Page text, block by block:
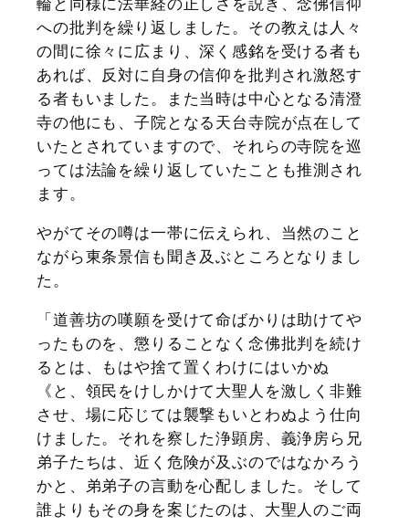
輪と同様に法華経の正しさを説き、念佛信仰
への批判を繰り返しました。その教えは人々
の間に徐々に広まり、深く感銘を受ける者も
あれば、反対に自身の信仰を批判され激怒す
る者もいました。また当時は中心となる清澄
寺の他にも、子院となる天台寺院が点在して
いたとされていますので、それらの寺院を巡
っては法論を繰り返していたことも推測され
ます。
やがてその噂は一帯に伝えられ、当然のこと
ながら東条景信も聞き及ぶところとなりまし
た。
「道善坊の嘆願を受けて命ばかりは助けてや
ったものを、懲りることなく念佛批判を続け
るとは、もはや捨て置くわけにはいかぬ
《と、領民をけしかけて大聖人を激しく非難
させ、場に応じては襲撃もいとわぬよう仕向
けました。それを察した浄顕房、義浄房ら兄
弟子たちは、近く危険が及ぶのではなかろう
かと、弟弟子の言動を心配しました。そして
誰よりもその身を案じたのは、大聖人のご両